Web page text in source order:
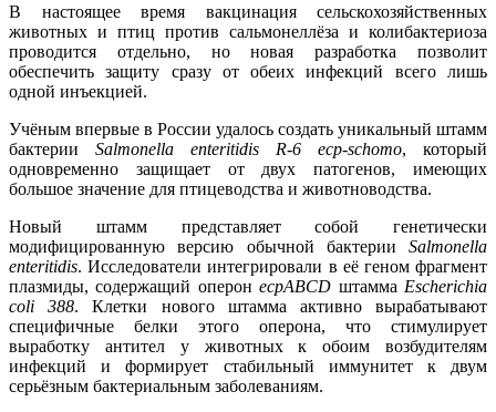
В настоящее время вакцинация сельскохозяйственных
животных и птиц против сальмонеллёза и колибактериоза
проводится отдельно, но новая разработка позволит
обеспечить защиту сразу от обеих инфекций всего лишь
одной инъекцией.
Учёным впервые в России удалось создать уникальный штамм
бактерии Salmonella enteritidis R-6 ecp-schomo, который
одновременно защищает от двух патогенов, имеющих
большое значение для птицеводства и животноводства.
Новый штамм представляет собой генетически
модифицированную версию обычной бактерии Salmonella
enteritidis. Исследователи интегрировали в её геном фрагмент
плазмиды, содержащий оперонecpABCD штамма Escherichia
coli 388. Клетки нового штамма активно вырабатывают
специфичные белки этого оперона, что стимулирует
выработку антител у животных к обоим возбудителям
инфекций и формирует стабильный иммунитет к двум
серьёзным бактериальным заболеваниям.